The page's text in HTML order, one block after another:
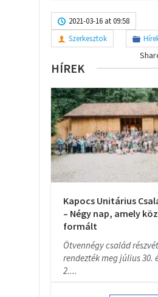
2021-03-16 at 09:58
Szerkesztok
HÍREK
Kapocs Unitárius
– Négy nap, amely
formált
Ötvennégy család
rendezték meg július 30.
2....